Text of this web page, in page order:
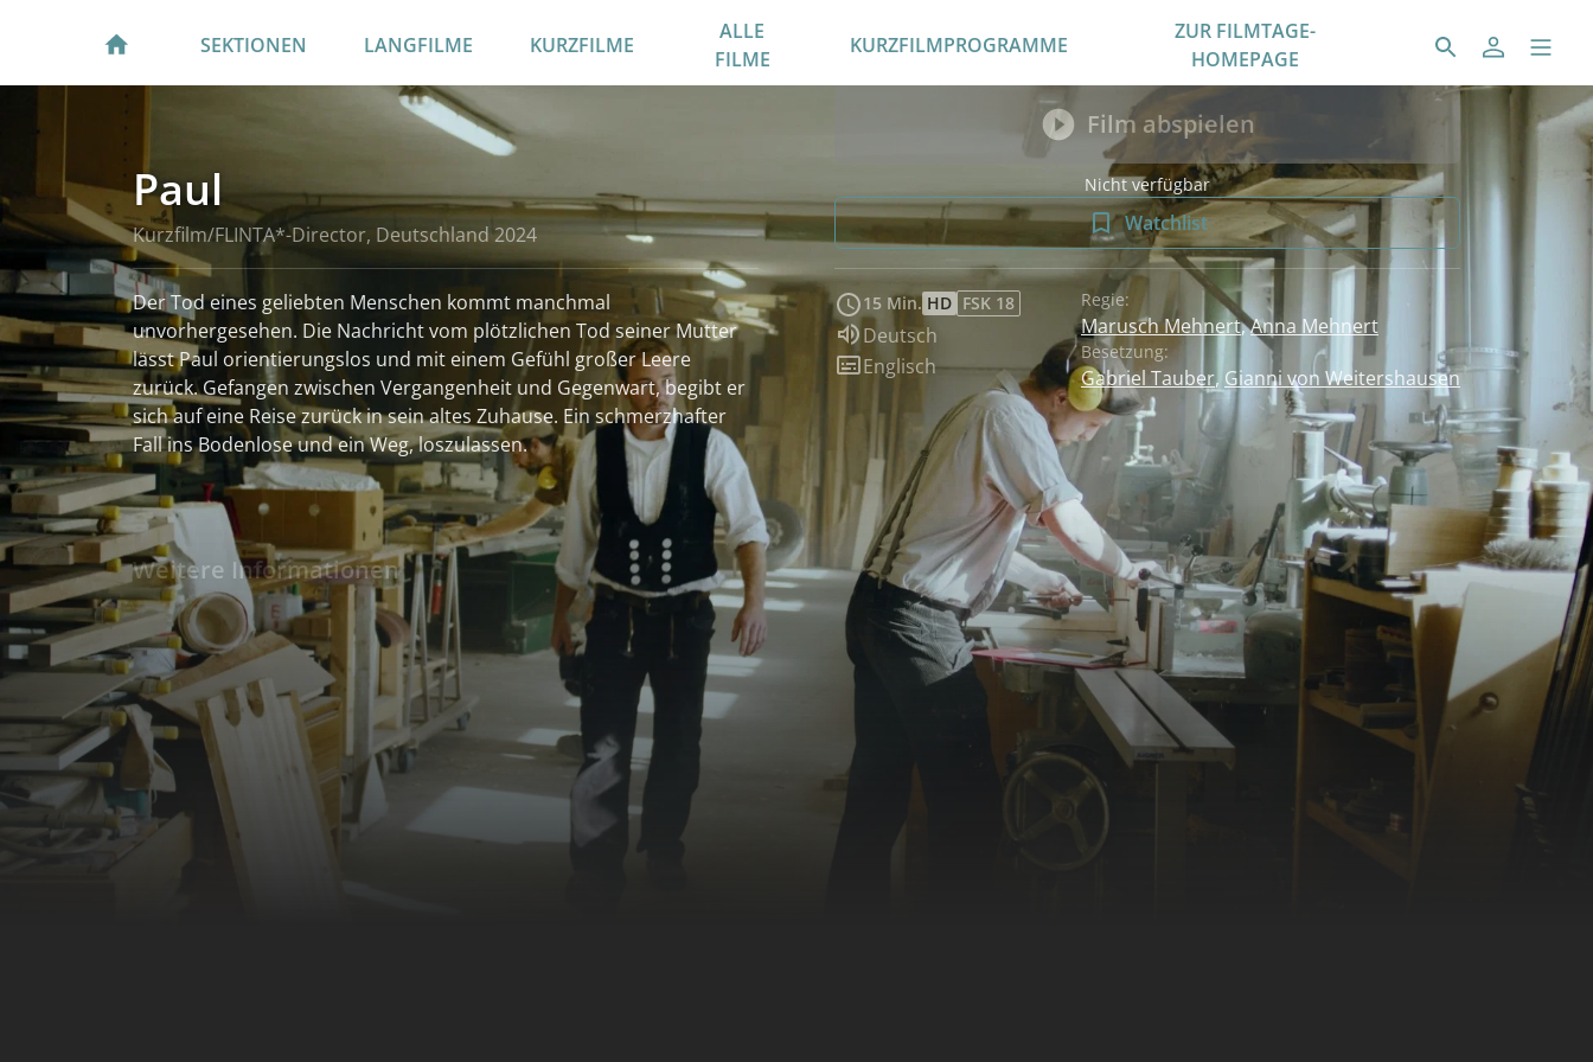
SEKTIONEN LANGFILME KURZFILME
ALLE
FILME
KURZFILMPROGRAMME
ZUR FILMTAGE-
HOMEPAGE
Paul
Kurzfilm/FLINTA*-Director, Deutschland 2024
Film abspielen
Nicht verfügbar
Watchlist
Der Tod eines geliebten Menschen kommt manchmal
unvorhergesehen. Die Nachricht vom plötzlichen Tod seiner Mutter
lässt Paul orientierungslos und mit einem Gefühl großer Leere
zurück. Gefangen zwischen Vergangenheit und Gegenwart, begibt er
sich auf eine Reise zurück in sein altes Zuhause. Ein schmerzhafter
Fall ins Bodenlose und ein Weg, loszulassen.
weiterlesen
15 Min. HD FSK 18
Sprache:
Deutsch
Untertitel:
Englisch
Regie:
Marusch Mehnert,Anna Mehnert
Besetzung:
Gabriel Tauber, Gianni von Weitershausen
Weitere Informationen